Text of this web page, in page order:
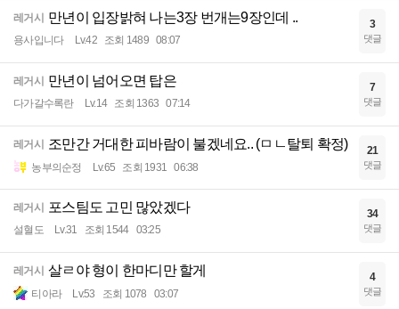
레거시 만년이 입장밝혀 나는3장 번개는9장인데 ..
용사입니다 Lv.42 조회 1489 08:07
3
댓글
레거시 만년이 넘어오면 탑은
다가갈수록란 Lv.14 조회 1363 07:14
7
댓글
레거시 조만간 거대한 피바람이 불겠네요.. (ㅁㄴ탈퇴 확정)
농부의순정 Lv.65 조회 1931 06:38
21
댓글
레거시 포스팀도 고민 많았겠다
설혈도 Lv.31 조회 1544 03:25
34
댓글
레거시 살ㄹ야 형이 한마디만 할게
티아라 Lv.53 조회 1078 03:07
4
댓글